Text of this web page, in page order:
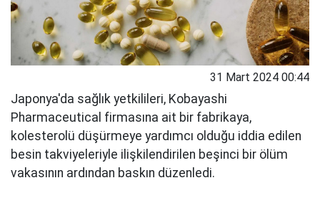
31 Mart 2024 00:44
Japonya'da sağlık yetkilileri, Kobayashi
Pharmaceutical firmasına ait bir fabrikaya,
kolesterolü düşürmeye yardımcı olduğu iddia edilen
besin takviyeleriyle ilişkilendirilen beşinci bir ölüm
vakasının ardından baskın düzenledi.